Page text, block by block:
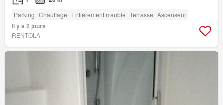
Parking Chauffage Entièrement meublé Terrasse Ascenseur
Il y a 2 jours
RENTOLA